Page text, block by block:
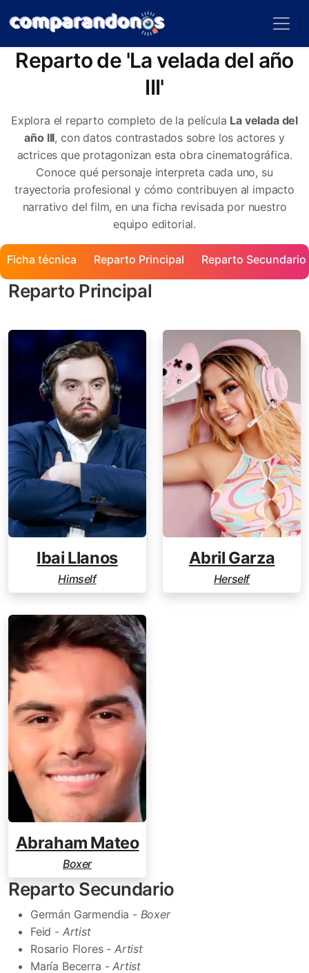
Reparto de 'La velada del año
III'
Explora el reparto completo de la película La velada del
año III, con datos contrastados sobre los actores y
actrices que protagonizan esta obra cinematográfica.
Conoce qué personaje interpreta cada uno, su
trayectoria profesional y cómo contribuyen al impacto
narrativo del film, en una ficha revisada por nuestro
equipo editorial.
Ficha técnica Reparto Principal Reparto Secundario
Reparto Principal
Ibai Llanos
Himself
Abril Garza
Herself
Abraham Mateo
Boxer
Reparto Secundario
Germán Garmendia - Boxer
Feid - Artist
Rosario Flores -Artist
María Becerra -Artist